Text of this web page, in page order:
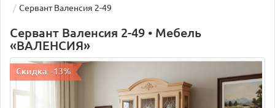
Сервант Валенсия 2-49
Сервант Валенсия 2-49 • Мебель
«ВАЛЕНСИЯ»
Скидка: -13%